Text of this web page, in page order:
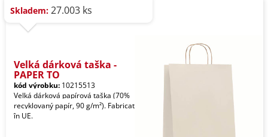
Skladem: 27.003 ks
Velká dárková taška -
PAPER TO
kód výrobku: 10215513
Velká dárková papírová taška (70%
recyklovaný papír, 90 g/m²). Fabricat
în UE.